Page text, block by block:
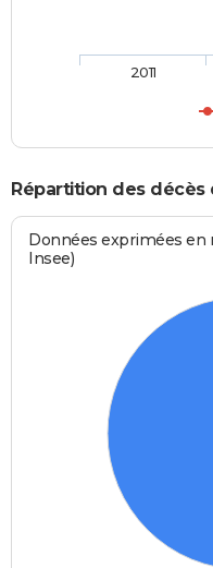
2011
Répartition des décès
Données exprimées en
Insee)